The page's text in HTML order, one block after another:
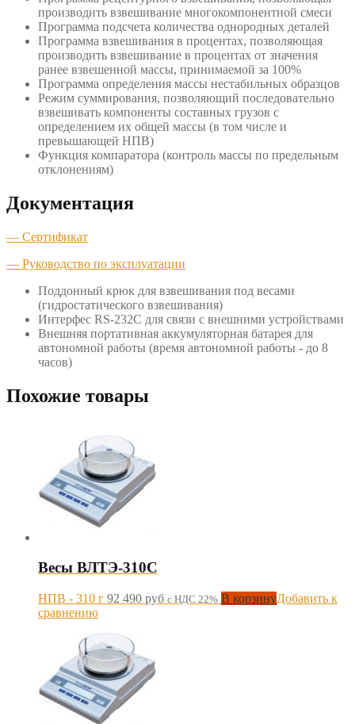
производить взвешивание многокомпонентной смеси
Программа подсчета количества однородных деталей
Программа взвешивания в процентах, позволяющая
производить взвешивание в процентах от значения
ранее взвешенной массы, принимаемой за 100%
Программа определения массы нестабильных образцов
Режим суммирования, позволяющий последовательно
взвешивать компоненты составных грузов с
определением их общей массы (в том числе и
превышающей НПВ)
Функция компаратора (контроль массы по предельным
отклонениям)
Документация
— Сертификат
— Руководство по эксплуатации
Поддонный крюк для взвешивания под весами
(гидростатического взвешивания)
Интерфес RS-232C для связи с внешними устройствами
Внешняя портативная аккумуляторная батарея для
автономной работы (время автономной работы - до 8
часов)
Похожие товары
Весы ВЛТЭ-310С
НПВ - 310 г 92 490 руб с НДС 22% В корзинуДобавить к
сравнению